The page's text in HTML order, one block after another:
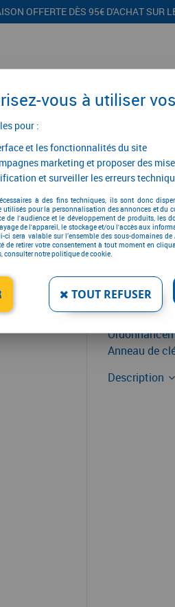
OFFERTE DÈS 95€ D'ACHAT SUR
Réf. :932
9,60€
Anneau de
Description
vous à utiliser
pour :
et les fonctionnalités du site
marketing et proposer des
et surveiller les erreurs
à des fins techniques, ils sont donc
utilisés pour la personnalisation des annonces et du
de l'audience et le développement de produits, les
de l'appareil, le stockage et/ou l'accès aux
ci sera valable sur l’ensemble des sous-domaines
de retirer votre consentement à tout moment en
consulter notre politique de cookie.
TOUT REFUSER